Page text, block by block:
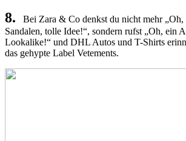
8. Bei Zara & Co denkst du nicht mehr „Oh,
Sandalen, tolle Idee!“, sondern rufst „Oh, ein
Lookalike!“ und DHL Autos und T-Shirts
das gehypte Label Vetements.